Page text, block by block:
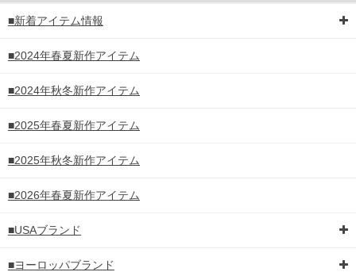
■新着アイテム情報
■2024年春夏新作アイテム
■2024年秋冬新作アイテム
■2025年春夏新作アイテム
■2025年秋冬新作アイテム
■2026年春夏新作アイテム
■USAブランド
■ヨーロッパブランド